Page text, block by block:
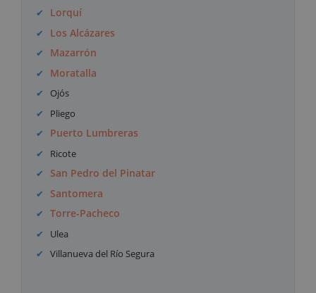
Lorquí
Los Alcázares
Mazarrón
Moratalla
Ojós
Pliego
Puerto Lumbreras
Ricote
San Pedro del Pinatar
Santomera
Torre-Pacheco
Ulea
Villanueva del Río Segura